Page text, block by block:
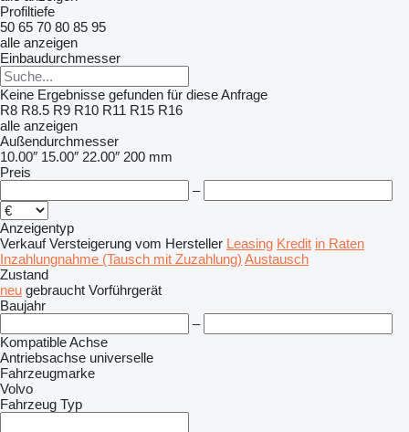
Profiltiefe
50 65 70 80 85 95
alle anzeigen
Einbaudurchmesser
Keine Ergebnisse gefunden für diese Anfrage
R8 R8.5 R9 R10 R11 R15 R16
alle anzeigen
Außendurchmesser
10.00″ 15.00″ 22.00″ 200 mm
Preis
–
Anzeigentyp
Verkauf Versteigerung vom Hersteller Leasing Kredit in Raten
Inzahlungnahme (Tausch mit Zuzahlung) Austausch
Zustand
neu gebraucht Vorführgerät
Baujahr
–
Kompatible Achse
Antriebsachse universelle
Fahrzeugmarke
Volvo
Fahrzeug Typ